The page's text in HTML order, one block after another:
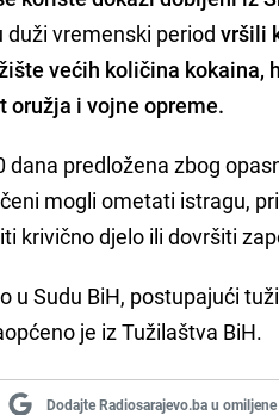
duži vremenski periodvršili
većih količina kokaina,
oružja i vojne opreme.
predložena zbog
mogli ometati istragu,
krivično djelo ili dovršiti
u Sudu BiH, postupajući
je iz Tužilaštva BiH.
Dodajte Radiosarajevo.ba u